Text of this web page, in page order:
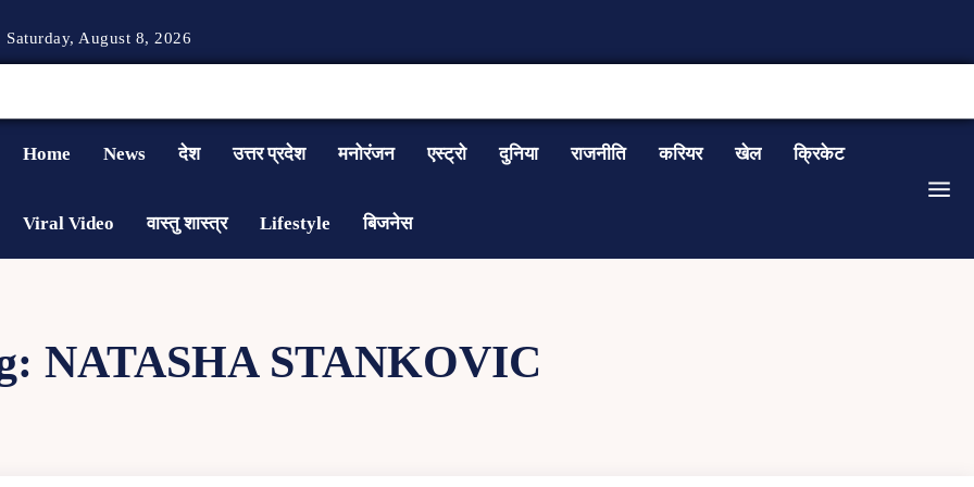
Saturday, August 8, 2026
Home News देश उत्तर प्रदेश मनोरंजन एस्ट्रो दुनिया राजनीति करियर खेल क्रिकेट
Viral Video वास्तु शास्त्र Lifestyle बिजनेस
NATASHA STANKOVIC